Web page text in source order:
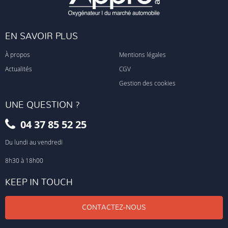
EN SAVOIR PLUS
À propos
Actualités
Mentions légales
CGV
Gestion des cookies
UNE QUESTION ?
04 37 85 52 25
Du lundi au vendredi
8h30 à 18h00
KEEP IN TOUCH
CONTACTEZ-NOUS